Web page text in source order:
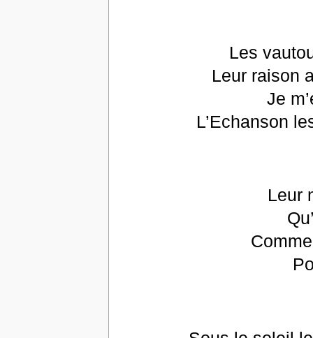
Les
Leur raison
Je
L’Echanson
Leur